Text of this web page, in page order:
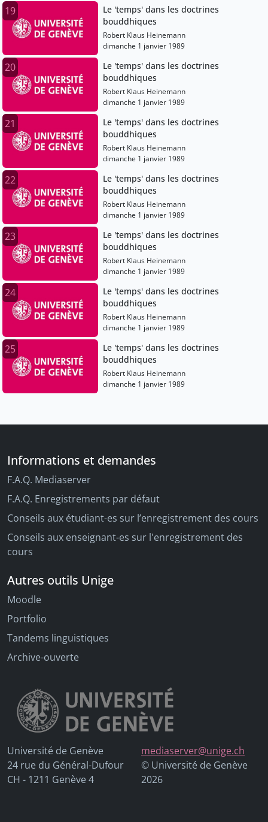
19
Le 'temps' dans les doctrines
bouddhiques
Robert Klaus Heinemann
dimanche 1 janvier 1989
20
Le 'temps' dans les doctrines
bouddhiques
Robert Klaus Heinemann
dimanche 1 janvier 1989
21
Le 'temps' dans les doctrines
bouddhiques
Robert Klaus Heinemann
dimanche 1 janvier 1989
22
Le 'temps' dans les doctrines
bouddhiques
Robert Klaus Heinemann
dimanche 1 janvier 1989
23
Le 'temps' dans les doctrines
bouddhiques
Robert Klaus Heinemann
dimanche 1 janvier 1989
24
Le 'temps' dans les doctrines
bouddhiques
Robert Klaus Heinemann
dimanche 1 janvier 1989
25
Le 'temps' dans les doctrines
bouddhiques
Robert Klaus Heinemann
dimanche 1 janvier 1989
Informations et demandes
F.A.Q. Mediaserver
F.A.Q. Enregistrements par défaut
Conseils aux étudiant-es sur l’enregistrement des cours
Conseils aux enseignant-es sur l'enregistrement des
cours
Autres outils Unige
Moodle
Portfolio
Tandems linguistiques
Archive-ouverte
Université de Genève
24 rue du Général-Dufour
CH - 1211 Genève 4
mediaserver@unige.ch
© Université de Genève
2026